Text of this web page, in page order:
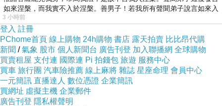
如來涅槃，而我實不入於涅槃。善男子！若我所有聲聞弟子說言如來入
3 小時前
登入 註冊
PChome首頁 線上購物 24h購物 書店 露天拍賣 比比昂代購
新聞 /氣象 股市 個人新聞台 廣告刊登 加入聯播網 全球購物
買賣租屋 支付連 國際連 Pi 拍錢包 旅遊 服務中心
買車 旅行團 汽車險推薦 線上麻將 雜誌 星座命理 會員中心
一元簡訊 直播達人 數位憑證 企業簡訊
買網址 虛擬主機 企業郵件
廣告刊登 隱私權聲明